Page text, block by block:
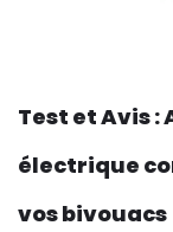
Test et Avis :
électrique
vos bivouacs